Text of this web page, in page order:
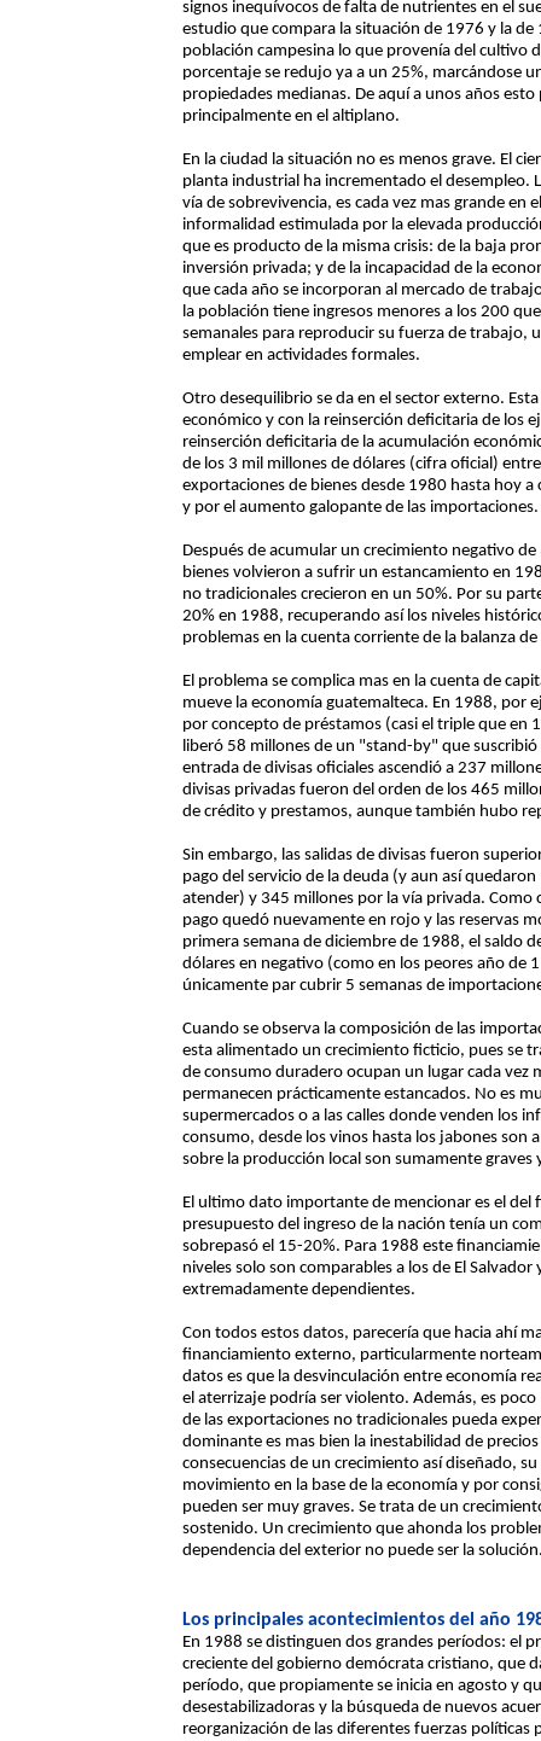
signos inequívocos de falta de nutrientes en el
estudio que compara la situación de 1976 y la
población campesina lo que provenía del cultivo
porcentaje se redujo ya a un 25%, marcándose
propiedades medianas. De aquí a unos años
principalmente en el altiplano.
En la ciudad la situación no es menos grave. El
planta industrial ha incrementado el desempleo.
vía de sobrevivencia, es cada vez mas grande en
informalidad estimulada por la elevada
que es producto de la misma crisis: de la baja
inversión privada; y de la incapacidad de la
que cada año se incorporan al mercado de
la población tiene ingresos menores a los 200
semanales para reproducir su fuerza de trabajo,
emplear en actividades formales.
Otro desequilibrio se da en el sector externo.
económico y con la reinserción deficitaria de los
reinserción deficitaria de la acumulación
de los 3 mil millones de dólares (cifra oficial)
exportaciones de bienes desde 1980 hasta hoy
y por el aumento galopante de las importaciones.
Después de acumular un crecimiento negativo
bienes volvieron a sufrir un estancamiento en
no tradicionales crecieron en un 50%. Por su
20% en 1988, recuperando así los niveles
problemas en la cuenta corriente de la balanza de
El problema se complica mas en la cuenta de
mueve la economía guatemalteca. En 1988, por
por concepto de préstamos (casi el triple que en
liberó 58 millones de un "stand-by" que
entrada de divisas oficiales ascendió a 237
divisas privadas fueron del orden de los 465
de crédito y prestamos, aunque también hubo
Sin embargo, las salidas de divisas fueron
pago del servicio de la deuda (y aun así
atender) y 345 millones por la vía privada. Como
pago quedó nuevamente en rojo y las reservas
primera semana de diciembre de 1988, el saldo
dólares en negativo (como en los peores año de
únicamente par cubrir 5 semanas de
Cuando se observa la composición de las
esta alimentado un crecimiento ficticio, pues se
de consumo duradero ocupan un lugar cada vez
permanecen prácticamente estancados. No es
supermercados o a las calles donde venden los
consumo, desde los vinos hasta los jabones son
sobre la producción local son sumamente graves
El ultimo dato importante de mencionar es el
presupuesto del ingreso de la nación tenía un
sobrepasó el 15-20%. Para 1988 este
niveles solo son comparables a los de El
extremadamente dependientes.
Con todos estos datos, parecería que hacia ahí
financiamiento externo, particularmente
datos es que la desvinculación entre economía
el aterrizaje podría ser violento. Además, es
de las exportaciones no tradicionales pueda
dominante es mas bien la inestabilidad de
consecuencias de un crecimiento así diseñado,
movimiento en la base de la economía y por
pueden ser muy graves. Se trata de un
sostenido. Un crecimiento que ahonda los
dependencia del exterior no puede ser la
Los principales acontecimientos del año
En 1988 se distinguen dos grandes períodos: el
creciente del gobierno demócrata cristiano, que
período, que propiamente se inicia en agosto y
desestabilizadoras y la búsqueda de nuevos
reorganización de las diferentes fuerzas